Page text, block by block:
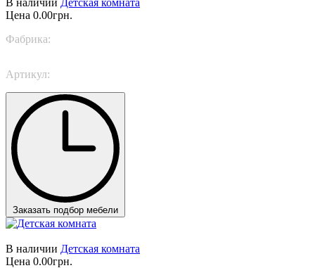
В наличии Детская комната
Цена 0.00грн.
Фабрика:
Артикул:
Заказать подбор мебели
В наличии Детская комната
Цена 0.00грн.